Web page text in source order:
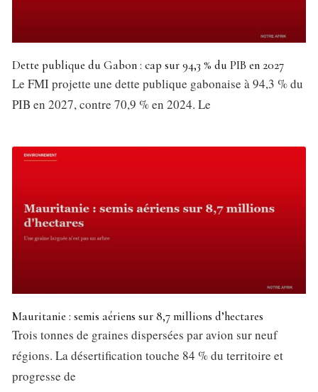
Dette publique du Gabon : cap sur 94,3 % du PIB en 2027
Le FMI projette une dette publique gabonaise à 94,3 % du
PIB en 2027, contre 70,9 % en 2024. Le
Mauritanie : semis aériens sur 8,7 millions d’hectares
Trois tonnes de graines dispersées par avion sur neuf
régions. La désertification touche 84 % du territoire et
progresse de